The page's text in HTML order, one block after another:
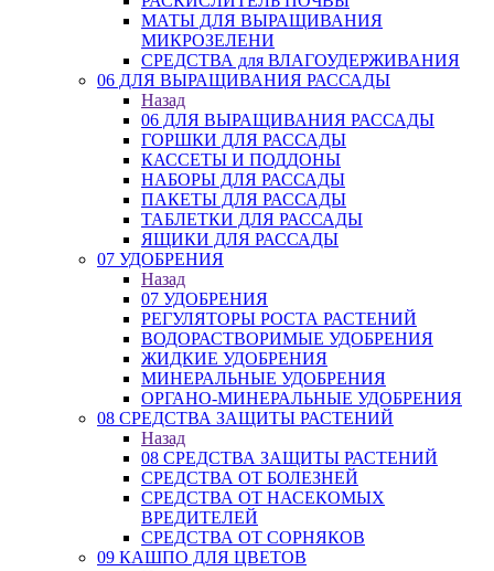
МАТЫ ДЛЯ ВЫРАЩИВАНИЯ
МИКРОЗЕЛЕНИ
СРЕДСТВА для ВЛАГОУДЕРЖИВАНИЯ
06 ДЛЯ ВЫРАЩИВАНИЯ РАССАДЫ
Назад
06 ДЛЯ ВЫРАЩИВАНИЯ РАССАДЫ
ГОРШКИ ДЛЯ РАССАДЫ
КАССЕТЫ И ПОДДОНЫ
НАБОРЫ ДЛЯ РАССАДЫ
ПАКЕТЫ ДЛЯ РАССАДЫ
ТАБЛЕТКИ ДЛЯ РАССАДЫ
ЯЩИКИ ДЛЯ РАССАДЫ
07 УДОБРЕНИЯ
Назад
07 УДОБРЕНИЯ
РЕГУЛЯТОРЫ РОСТА РАСТЕНИЙ
ВОДОРАСТВОРИМЫЕ УДОБРЕНИЯ
ЖИДКИЕ УДОБРЕНИЯ
МИНЕРАЛЬНЫЕ УДОБРЕНИЯ
ОРГАНО-МИНЕРАЛЬНЫЕ УДОБРЕНИЯ
08 СРЕДСТВА ЗАЩИТЫ РАСТЕНИЙ
Назад
08 СРЕДСТВА ЗАЩИТЫ РАСТЕНИЙ
СРЕДСТВА ОТ БОЛЕЗНЕЙ
СРЕДСТВА ОТ НАСЕКОМЫХ
ВРЕДИТЕЛЕЙ
СРЕДСТВА ОТ СОРНЯКОВ
09 КАШПО ДЛЯ ЦВЕТОВ